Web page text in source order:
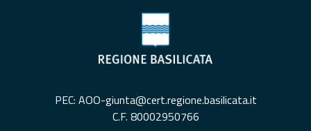
PEC: AOO-giunta@cert.regione.basilicata.it
C.F. 80002950766